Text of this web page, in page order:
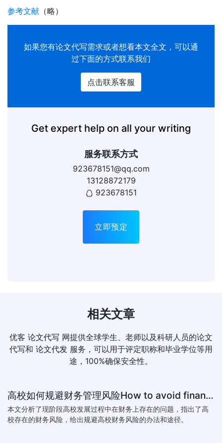
参考文献 （略）
如果您有论文代写需求或者想看本文全文，可以通
过下面的方式联系我们
点击联系客服
Get expert help on all your writing
服务联系方式
923678151@qq.com
13128872179
923678151
立即预定
相关文章
优客 论文代写 网提供全球学生、老师以及科研人员的论文
代写和 论文代发 服务，可以用于评定职称和毕业学位等用
途，100%确保安全性。
高校如何规避财务管理风险How to avoid financial risk management colleges
本文分析了现阶段高校发展过程中在财务上存在的问题，指出了高
校存在的财务风险，给出规避高校财务风险的办法和途径。